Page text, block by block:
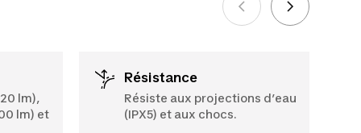
lm),
lm) et
Résistance
Résiste aux projections d’eau
(IPX5) et aux chocs.